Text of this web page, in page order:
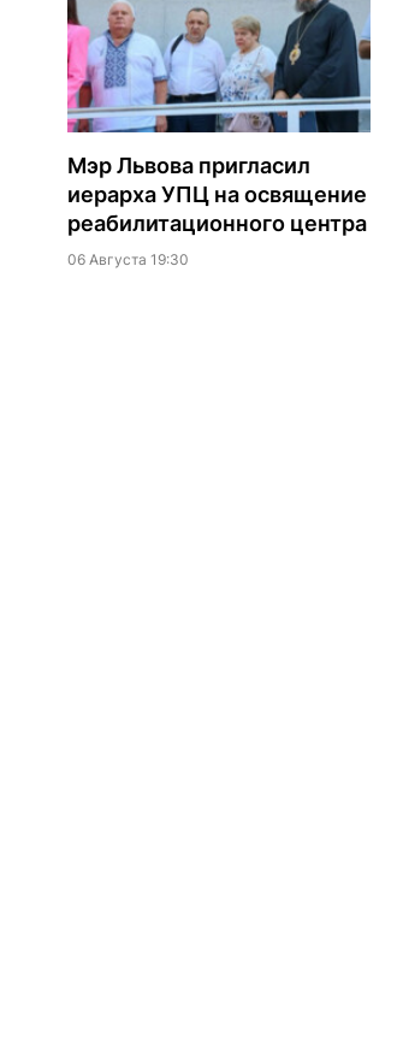
Мэр Львова пригласил
иерарха УПЦ на освящение
реабилитационного центра
06 Августа 19:30